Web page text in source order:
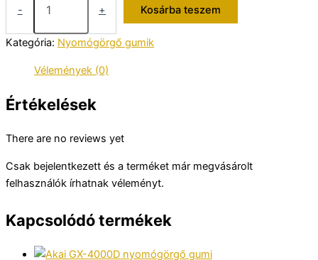
-
nyomógörgő
gumi
mennyiség
+ Kosárba teszem
Kategória: Nyomógörgő gumik
Vélemények (0)
Értékelések
There are no reviews yet
Csak bejelentkezett és a terméket már megvásárolt
felhasználók írhatnak véleményt.
Kapcsolódó termékek